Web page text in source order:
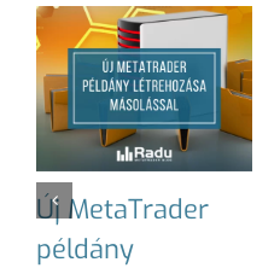
Új MetaTrader
példány